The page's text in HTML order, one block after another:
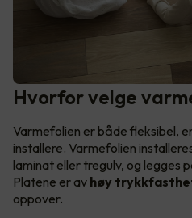
Hvorfor velge
Varmefolien er både fleksibel,
installere. Varmefolien
laminat eller tregulv, og legges
Platene er av høy
oppover.